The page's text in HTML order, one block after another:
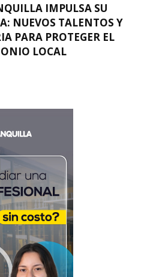
IMPULSA SU
NUEVOS TALENTOS Y
PARA PROTEGER EL
LOCAL